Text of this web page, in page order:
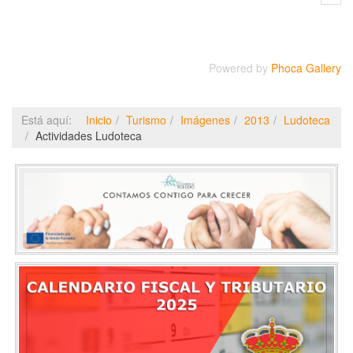
Powered by Phoca Gallery
Está aquí: Inicio Turismo Imágenes 2013
Ludoteca
Actividades Ludoteca